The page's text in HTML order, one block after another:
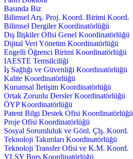
Basında Biz
Bilimsel Arş. Proj. Koord. Birimi Koord.
Bilimsel Dergiler Koordinatörlüğü
Dış İlişkiler Ofisi Genel Koordinatörlüğü
Dijital Veri Yönetim Koordinatörlüğü
Engelli Öğrenci Birimi Koordinatörlüğü
IAESTE Temsilciliği
İş Sağlığı ve Güvenliği Koordinatörlüğü
Kalite Koordinatörlüğü
Kurumsal İletişim Koordinatörlüğü
Ortak Zorunlu Dersler Koordinatörlüğü
ÖYP Koordinatörlüğü
Patent Bilgi Destek Ofisi Koordinatörlüğü
Proje Ofisi Koordinatörlüğü
Sosyal Sorumluluk ve Gönl. Çlş. Koord.
Teknoloji Takımları Koordinatörlüğü
Teknoloji Transfer Ofisi ve K.M. Koord.
YLSY Burs Koordinatörlüğü